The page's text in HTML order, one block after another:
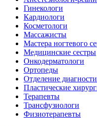
Гинекологи
Кардиологи
Косметологи
Массажисты
Мастера ногтевого
Медицинские сестры
Онкодерматологи
Ортопеды
Отделение
Пластические
Терапевты
Трансфузиологи
Физиотерапевты